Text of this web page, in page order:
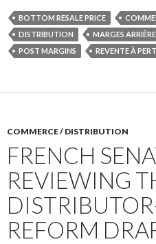
BOTTOM RESALE PRICE
DISTRIBUTION
MARGES
POST MARGINS
REVENTE À
COMMERCE / DISTRIBUTION
FRENCH
REVIEWING
REFORM